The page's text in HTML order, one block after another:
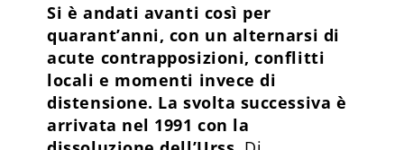
Si è andati avanti così per
quarant’anni, con un alternarsi di
acute contrapposizioni, conflitti
locali e momenti invece di
distensione. La svolta successiva è
arrivata nel 1991 con la